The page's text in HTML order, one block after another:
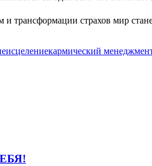
трансформации страхов мир
исцелениекармический